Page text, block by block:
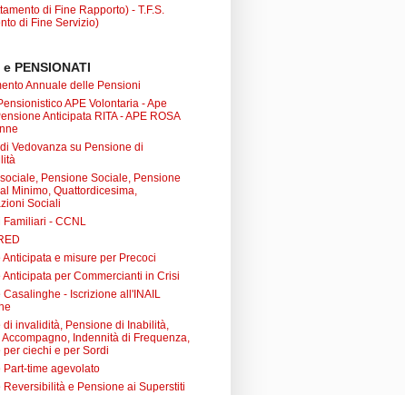
di Fine Rapporto) - T.F.S.
di Fine Servizio)
e PENSIONATI
Annuale delle Pensioni
APE Volontaria - Ape
Anticipata RITA - APE ROSA
Vedovanza su Pensione di
Pensione Sociale, Pensione
Minimo, Quattordicesima,
Sociali
Familiari - CCNL
Anticipata e misure per Precoci
Anticipata per Commercianti in Crisi
Casalinghe - Iscrizione all'INAIL
di invalidità, Pensione di Inabilità,
Accompagno, Indennità di Frequenza,
per ciechi e per Sordi
Part-time agevolato
Reversibilità e Pensione ai Superstiti